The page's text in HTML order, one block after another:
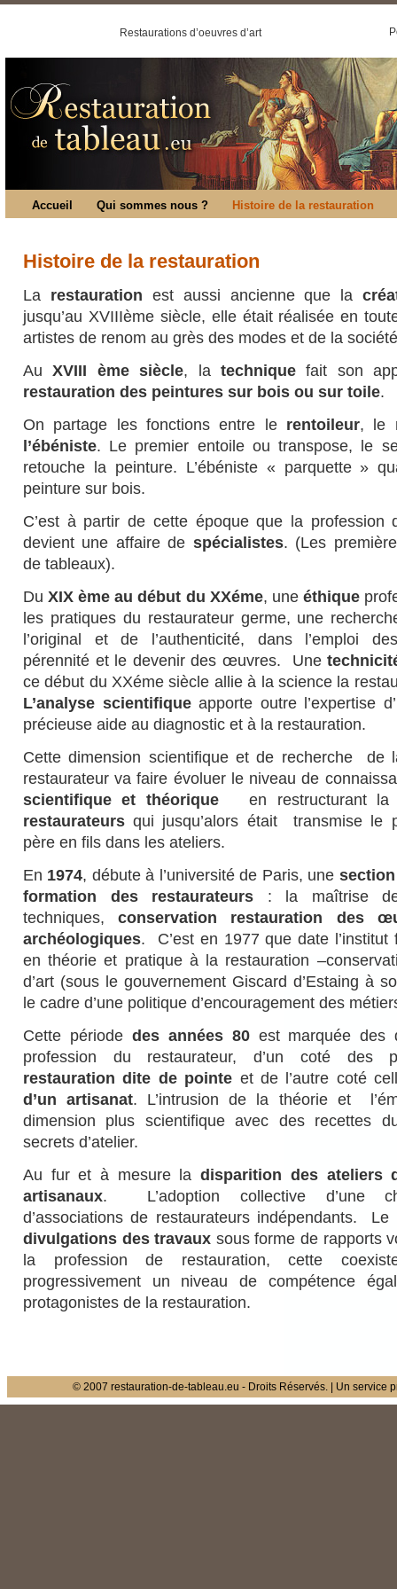
Restaurations d’oeuvres d’art
Accueil Qui sommes nous ? Histoire de la restauration
Histoire de la restauration
La restauration est aussi ancienne que la
jusqu’au XVIIIème siècle, elle était réalisée en
artistes de renom au grès des modes et de la
AuXVIII ème siècle, latechnique fait son
restauration des peintures sur bois ou sur toile.
On partage les fonctions entre le rentoileur, le
l’ébéniste. Le premier entoile ou transpose, le
retouche la peinture. L’ébéniste « parquette »
peinture sur bois.
C’est à partir de cette époque que la profession
devient une affaire de spécialistes. (Les
de tableaux).
Du XIX ème au début du XXéme, une éthique
les pratiques du restaurateur germe, une
l’original et de l’authenticité, dans l’emploi
pérennité et le devenir des œuvres. Une
ce début du XXéme siècle allie à la science la
L’analyse scientifiqueapporte outre l’expertise
précieuse aide au diagnostic et à la restauration.
Cette dimension scientifique et de recherche de
restaurateur va faire évoluer le niveau de
scientifique et théoriqueen restructurant
restaurateurs qui jusqu’alors était transmise le
père en fils dans les ateliers.
En 1974, débute à l’université de Paris, une
formation des restaurateurs : la maîtrise
techniques,conservation restauration des
archéologiques. C’est en 1977 que date l’institut
en théorie et pratique à la restauration
d’art (sous le gouvernement Giscard d’Estaing à
le cadre d’une politique d’encouragement des
Cette période des années 80est marquée des
profession du restaurateur, d’un coté des
restauration dite de pointe et de l’autre coté
d’un artisanat. L’intrusion de la théorie et
dimension plus scientifique avec des recettes
secrets d’atelier.
Au fur et à mesure ladisparition des ateliers
artisanaux. L’adoption collective d’une
d’associations de restaurateurs indépendants. Le
divulgations des travaux sous forme de rapports
la profession de restauration, cette
progressivement un niveau de compétence
protagonistes de la restauration.
© 2007 restauration-de-tableau.eu - Droits Réservés. | Un service